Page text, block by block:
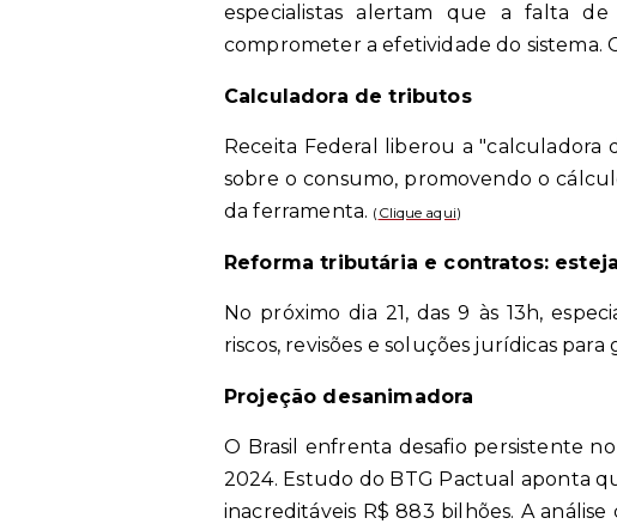
especialistas alertam que a falta
comprometer a efetividade do sistema.
Calculadora de tributos
Receita Federal liberou a
sobre o consumo, promovendo o
da ferramenta. ( Clique aqui)
Reforma tributária e contratos:
No próximo dia 21, das 9 às 13h,
riscos, revisões e soluções jurídicas
Projeção desanimadora
O Brasil enfrenta desafio persistente
2024. Estudo do BTG Pactual aponta
inacreditáveis R$ 883 bilhões. A